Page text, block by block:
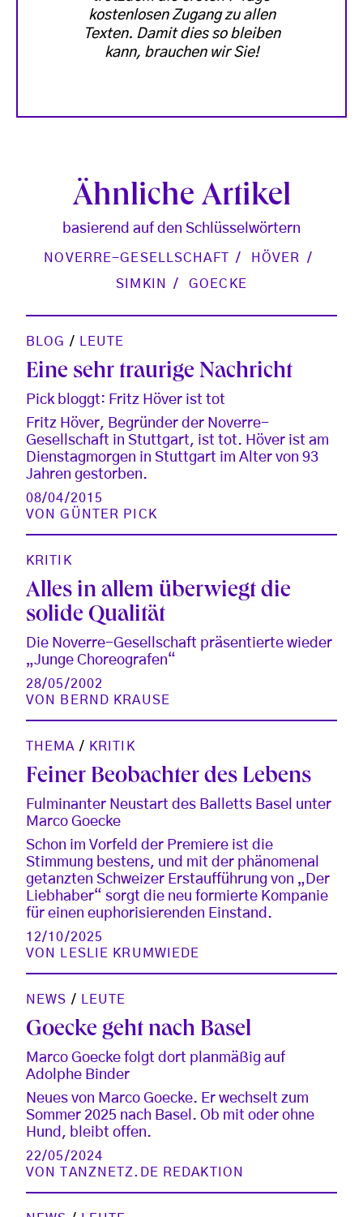
kostenlosen Zugang zu allen
Texten. Damit dies so bleiben
kann, brauchen wir Sie!
Ähnliche Artikel
basierend auf den Schlüsselwörtern
NOVERRE-GESELLSCHAFT
HÖVER
SIMKIN
GOECKE
BLOG / LEUTE
Eine sehr traurige Nachricht
Pick bloggt: Fritz Höver ist tot
Fritz Höver, Begründer der Noverre-
Gesellschaft in Stuttgart, ist tot. Höver ist am
Dienstagmorgen in Stuttgart im Alter von 93
Jahren gestorben.
08/04/2015
VONGÜNTER PICK
KRITIK
Alles in allem überwiegt die
solide Qualität
Die Noverre-Gesellschaft präsentierte wieder
„Junge Choreografen“
28/05/2002
VON
BERND KRAUSE
THEMA / KRITIK
Feiner Beobachter des Lebens
Fulminanter Neustart des Balletts Basel unter
Marco Goecke
Schon im Vorfeld der Premiere ist die
Stimmung bestens, und mit der phänomenal
getanzten Schweizer Erstaufführung von „Der
Liebhaber“ sorgt die neu formierte Kompanie
für einen euphorisierenden Einstand.
12/10/2025
VON
LESLIE KRUMWIEDE
NEWS / LEUTE
Goecke geht nach Basel
Marco Goecke folgt dort planmäßig auf
Adolphe Binder
Neues von Marco Goecke. Er wechselt zum
Sommer 2025 nach Basel. Ob mit oder ohne
Hund, bleibt offen.
22/05/2024
VON
TANZNETZ.DE REDAKTION